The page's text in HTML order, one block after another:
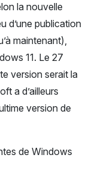
la nouvelle
d’une publication
maintenant),
11. Le 27
version serait la
a d’ailleurs
version de
de Windows